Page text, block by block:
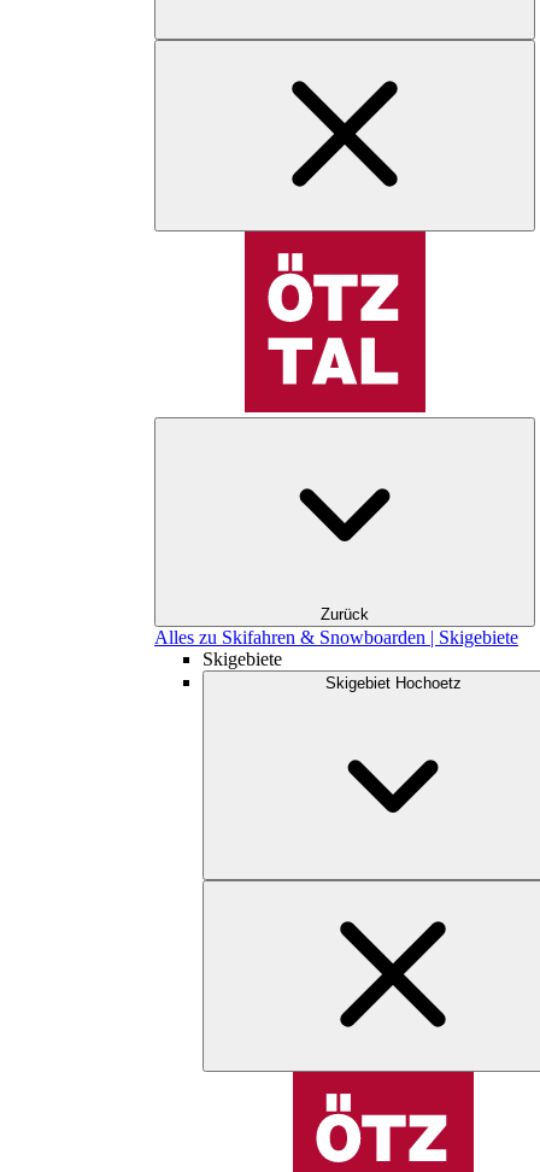
Zurück
Alles zu Skifahren & Snowboarden | Skigebiete
Skigebiete
Skigebiet Hochoetz